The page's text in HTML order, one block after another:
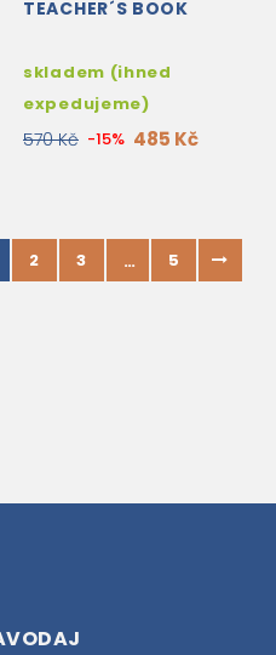
TEACHER´S BOOK
skladem (ihned
expedujeme)
570 Kč -15% 485 Kč
2 3 … 5